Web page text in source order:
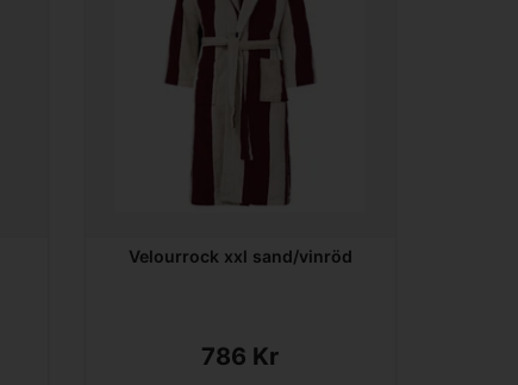
Velourrock xxl sand/vinröd
786 Kr